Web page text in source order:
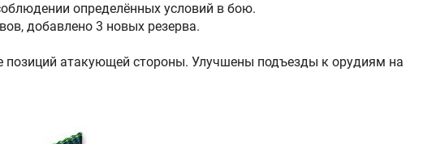
определённых условий в бою.
добавлено 3 новых резерва.
позиций атакующей стороны. Улучшены подъезды к орудиям на